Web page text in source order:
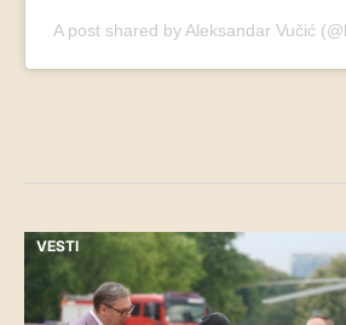
A post shared by Aleksandar Vučić
VESTI